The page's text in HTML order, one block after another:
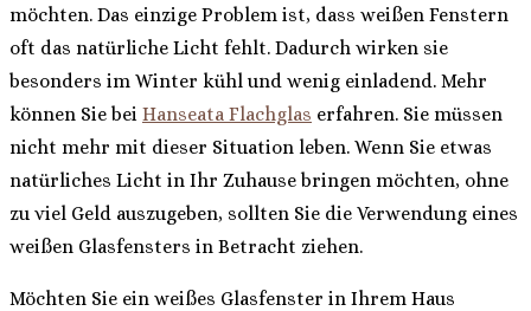
möchten. Das einzige Problem ist, dass weißen Fenstern
oft das natürliche Licht fehlt. Dadurch wirken sie
besonders im Winter kühl und wenig einladend. Mehr
können Sie bei Hanseata Flachglas erfahren. Sie müssen
nicht mehr mit dieser Situation leben. Wenn Sie etwas
natürliches Licht in Ihr Zuhause bringen möchten, ohne
zu viel Geld auszugeben, sollten Sie die Verwendung eines
weißen Glasfensters in Betracht ziehen.
Möchten Sie ein weißes Glasfenster in Ihrem Haus